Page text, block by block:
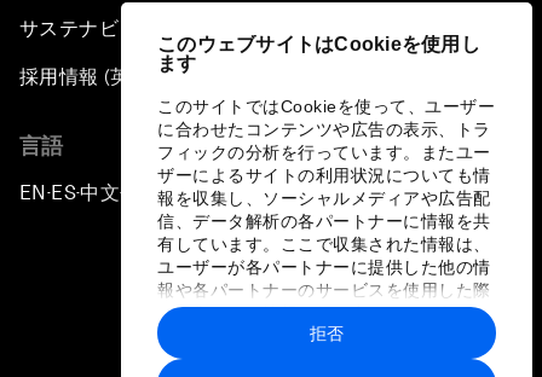
このウェブサイトはCookieを使用し
ます
このサイトではCookieを使って、ユーザー
に合わせたコンテンツや広告の表示、トラ
フィックの分析を行っています。またユー
ザーによるサイトの利用状況についても情
報を収集し、ソーシャルメディアや広告配
信、データ解析の各パートナーに情報を共
有しています。ここで収集された情報は、
ユーザーが各パートナーに提供した他の情
報や各パートナーのサービスを使用した際
に収集された情報と組み合わされ、各パー
トナーによって使用されることがありま
す。
拒否
サステナビリティへの取り組み
採用情報 (英語のみ)
言語
EN ▪ES▪中文▪ 日本語
プライバシーポリシーと利用規約